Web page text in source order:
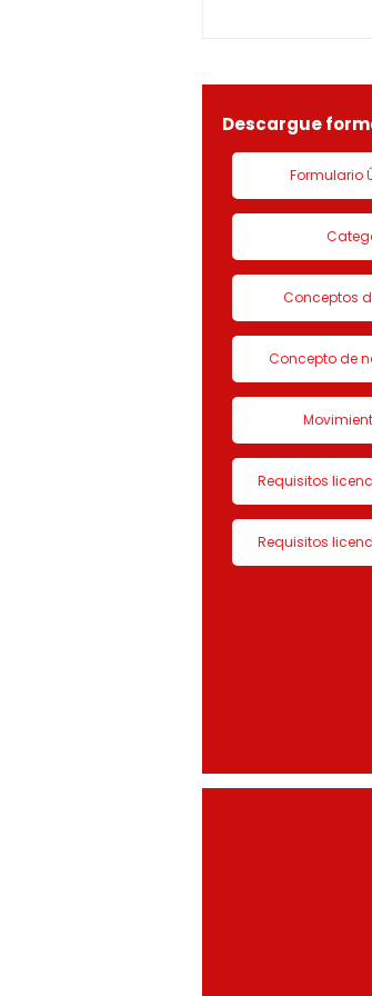
LICENCIA DE
Descargue
Formulario
Conceptos
Concepto de
Requisitos
Requisitos